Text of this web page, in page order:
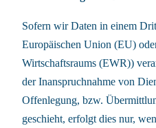
Sofern wir Daten in einem
Europäischen Union (EU)
Wirtschaftsraums (EWR))
der Inanspruchnahme von
Offenlegung, bzw.
geschieht, erfolgt dies nur,